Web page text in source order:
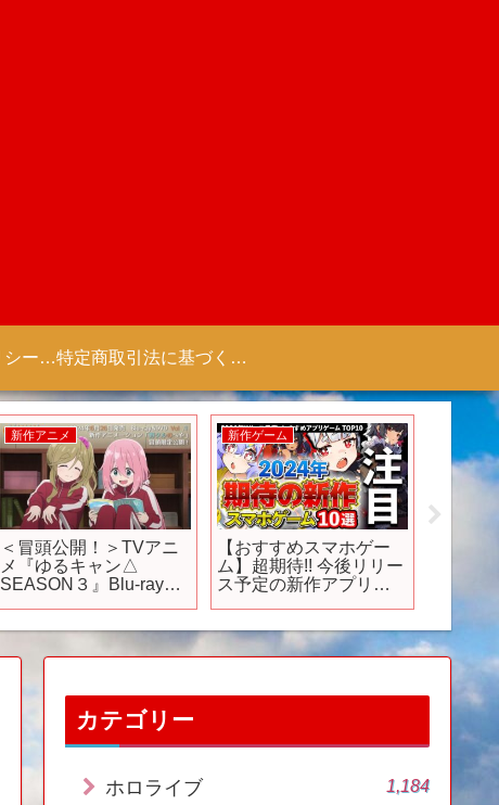
プライバシーポリシー 【Colorful Creation】 特定商取引法に基づく表記（商取引に関する開示）
新作アニメ
＜冒頭公開！＞TVアニ
メ『ゆるキャン△
SEASON３』Blu-ray＆
のへや』│06.26 発売
新作ゲーム
【おすすめスマホゲー
ム】超期待!! 今後リリー
ス予定の新作アプリゲ
解説 #最新 #zzz
#hoyoverse
にて放
カテゴリー
ホロライブ 1,184